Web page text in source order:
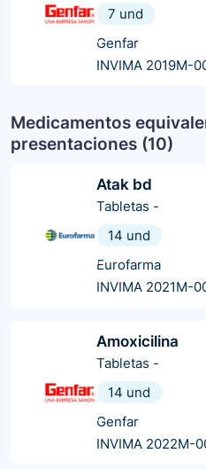
7 und
Genfar
INVIMA 2019M-
Medicamentos
presentaciones (10)
Atak bd
Tabletas -
14 und
Eurofarma
INVIMA 2021M-
Amoxicilina
Tabletas -
14 und
Genfar
INVIMA 2022M-